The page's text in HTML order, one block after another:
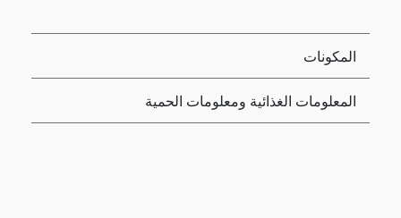
المكونات
المعلومات الغذائية ومعلومات الحمية